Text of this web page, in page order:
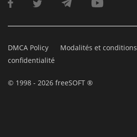
DMCA Policy Modalités et conditions
confidentialité
© 1998 - 2026 freeSOFT ®